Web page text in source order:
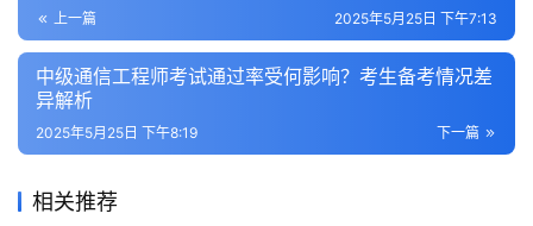
上一篇 2025年5月25日 下午7:13
中级通信工程师考试通过率受何影响？考生备考情况差
异解析
下一篇
2025年5月25日 下午8:19
相关推荐